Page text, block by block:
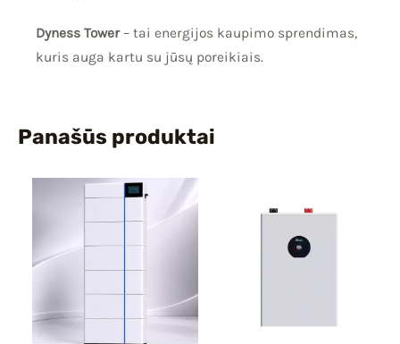
Dyness Tower– tai energijos kaupimo sprendimas,
kuris auga kartu su jūsų poreikiais.
Panašūs produktai